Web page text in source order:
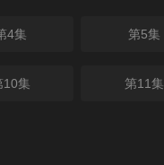
4集 第5集
10集 第11集